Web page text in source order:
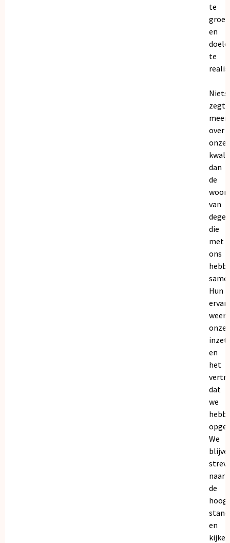
te
en
te
Niets
zegt
meer
over
onze
dan
de
van
die
met
ons
Hun
onze
inzet
en
het
dat
we
We
naar
de
en
kijken